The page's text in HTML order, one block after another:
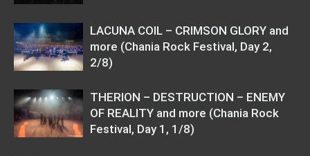
LACUNA COIL – CRIMSON GLORY and
more (Chania Rock Festival, Day 2,
2/8)
THERION – DESTRUCTION – ENEMY
OF REALITY and more (Chania Rock
Festival, Day 1, 1/8)